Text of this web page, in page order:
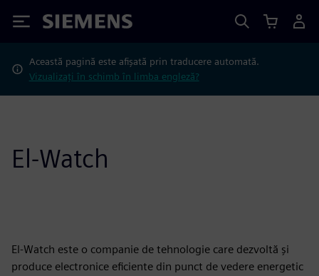
Siemens
Această pagină este afișată prin traducere automată.
Vizualizați în schimb în limba engleză?
El-Watch
El-Watch este o companie de tehnologie care dezvoltă și
produce electronice eficiente din punct de vedere energetic